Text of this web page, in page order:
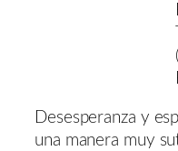
Desesperanza y
una manera muy